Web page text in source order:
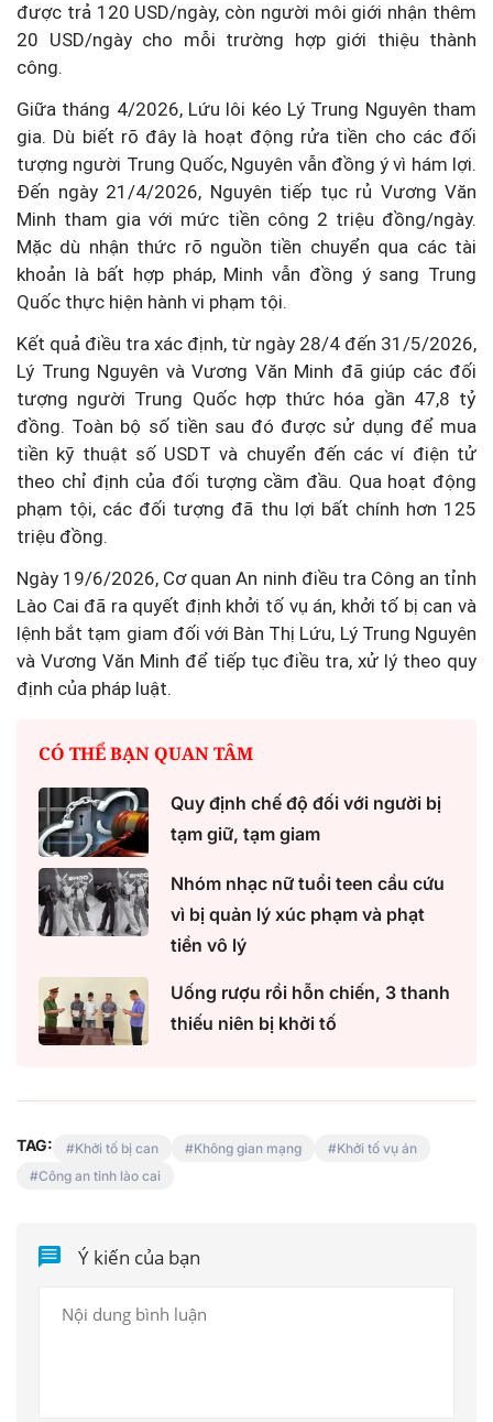
được trả 120 USD/ngày, còn người môi giới nhận thêm
20 USD/ngày cho mỗi trường hợp giới thiệu thành
công.
Giữa tháng 4/2026, Lứu lôi kéo Lý Trung Nguyên tham
gia. Dù biết rõ đây là hoạt động rửa tiền cho các đối
tượng người Trung Quốc, Nguyên vẫn đồng ý vì hám lợi.
Đến ngày 21/4/2026, Nguyên tiếp tục rủ Vương Văn
Minh tham gia với mức tiền công 2 triệu đồng/ngày.
Mặc dù nhận thức rõ nguồn tiền chuyển qua các tài
khoản là bất hợp pháp, Minh vẫn đồng ý sang Trung
Quốc thực hiện hành vi phạm tội.
Kết quả điều tra xác định, từ ngày 28/4 đến 31/5/2026,
Lý Trung Nguyên và Vương Văn Minh đã giúp các đối
tượng người Trung Quốc hợp thức hóa gần 47,8 tỷ
đồng. Toàn bộ số tiền sau đó được sử dụng để mua
tiền kỹ thuật số USDT và chuyển đến các ví điện tử
theo chỉ định của đối tượng cầm đầu. Qua hoạt động
phạm tội, các đối tượng đã thu lợi bất chính hơn 125
triệu đồng.
Ngày 19/6/2026, Cơ quan An ninh điều tra Công an tỉnh
Lào Cai đã ra quyết định khởi tố vụ án, khởi tố bị can và
lệnh bắt tạm giam đối với Bàn Thị Lứu, Lý Trung Nguyên
và Vương Văn Minh để tiếp tục điều tra, xử lý theo quy
định của pháp luật.
CÓ THỂ BẠN QUAN TÂM
Quy định chế độ đối với người bị
tạm giữ, tạm giam
Nhóm nhạc nữ tuổi teen cầu cứu
vì bị quản lý xúc phạm và phạt
tiền vô lý
Uống rượu rồi hỗn chiến, 3 thanh
thiếu niên bị khởi tố
TAG: Khởi tố bị can Không gian mạng
Khởi tố vụ án
Công an tỉnh lào cai
Ý kiến của bạn